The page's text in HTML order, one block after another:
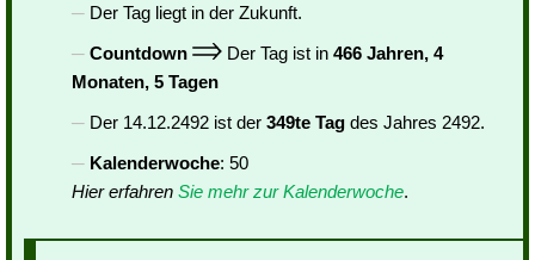
Der Tag liegt in der Zukunft.
Countdown
Der Tag ist in 466 Jahren, 4
Monaten, 5 Tagen
Der 14.12.2492 ist der 349te Tag des Jahres 2492.
Kalenderwoche: 50
Hier erfahren Sie mehr zur Kalenderwoche.